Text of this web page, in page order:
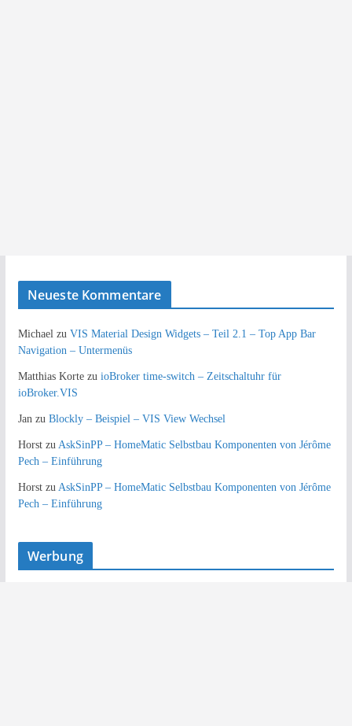
Neueste Kommentare
Michaelzu VIS Material Design Widgets – Teil 2.1 – Top App Bar
Navigation – Untermenüs
Matthias Kortezu ioBroker time-switch – Zeitschaltuhr für
ioBroker.VIS
Janzu Blockly – Beispiel – VIS View Wechsel
Horstzu AskSinPP – HomeMatic Selbstbau Komponenten von Jérôme
Pech – Einführung
Horstzu AskSinPP – HomeMatic Selbstbau Komponenten von Jérôme
Pech – Einführung
Werbung